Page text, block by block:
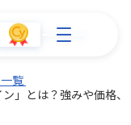
覧
」とは？強みや価格、